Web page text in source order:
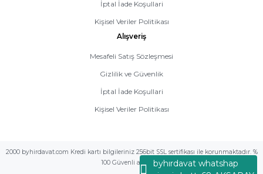
byhırdavat whatshap
İptal İade Koşullari
Kişisel Veriler Politikası
Alışveriş
Mesafeli Satış Sözleşmesi
Gizlilik ve Güvenlik
İptal İade Koşullari
Kişisel Veriler Politikası
2000 byhirdavat.com Kredi kartı bilgileriniz 256bit SSL sertifikası ile korunmaktadır. %
100 Güvenli alış veriş